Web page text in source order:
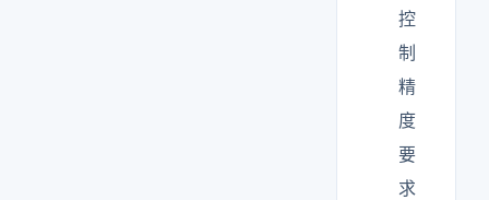
控
制
精
度
要
求